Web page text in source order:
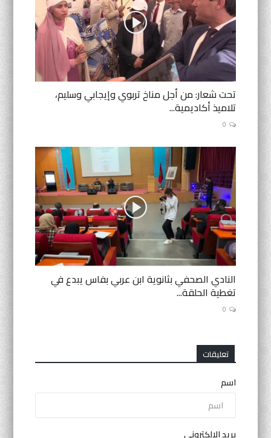
تحت شعار: من أجل مناخ تربوي وإيجابي وسليم،
تلاميذ أكاديمية...
0
النادي الصحفي بثانوية ابن عربي بفاس يبدع في
تغطية الحلقة...
0
تعليقات
اسم
بريد الالكتروني